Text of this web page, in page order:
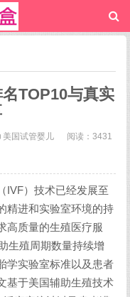
TOP10与真实
美国试管婴儿
阅读：3431
IVF）技术已经发展至
精进和实验室环境的持
高质量的生殖医疗服
生殖周期数量持续增
学实验室标准以及患者
基于美国辅助生殖技术